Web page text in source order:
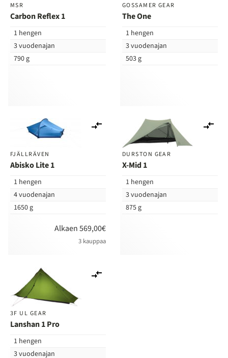
MSR
Carbon Reflex 1
1 hengen
3 vuodenajan
790 g
GOSSAMER GEAR
The One
1 hengen
3 vuodenajan
503 g
FJÄLLRÄVEN
Abisko Lite 1
1 hengen
4 vuodenajan
1650 g
Alkaen 569,00€
3 kauppaa
vertailuun
DURSTON GEAR
X-Mid 1
1 hengen
3 vuodenajan
875 g
3F UL GEAR
Lanshan 1 Pro
1 hengen
3 vuodenajan